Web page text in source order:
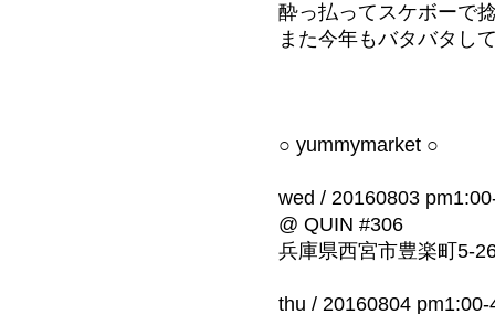
酔っ払ってスケボーで
また今年もバタバタし
○ yummymarket ○
wed / 20160803
@ QUIN #306
兵庫県西宮市豊楽町5-
thu / 20160804 pm1:00-